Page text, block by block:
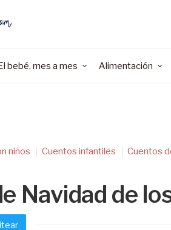
bebé, mes a mes Alimentación
niños Cuentos infantiles Cuentos
Navidad de